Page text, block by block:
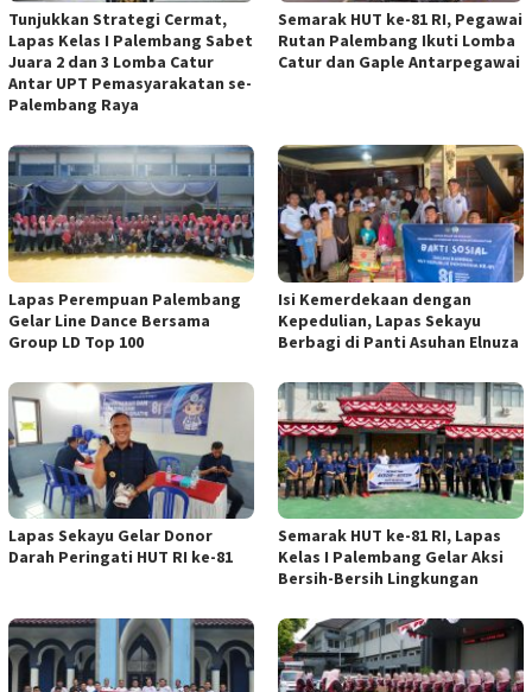
Tunjukkan Strategi Cermat,
Lapas Kelas I Palembang Sabet
Juara 2 dan 3 Lomba Catur
Antar UPT Pemasyarakatan se-
Palembang Raya
Semarak HUT ke-81 RI, Pegawai
Rutan Palembang Ikuti Lomba
Catur dan Gaple Antarpegawai
Lapas Perempuan Palembang
Gelar Line Dance Bersama
Group LD Top 100
Isi Kemerdekaan dengan
Kepedulian, Lapas Sekayu
Berbagi di Panti Asuhan Elnuza
Lapas Sekayu Gelar Donor
Darah Peringati HUT RI ke-81
Semarak HUT ke-81 RI, Lapas
Kelas I Palembang Gelar Aksi
Bersih-Bersih Lingkungan